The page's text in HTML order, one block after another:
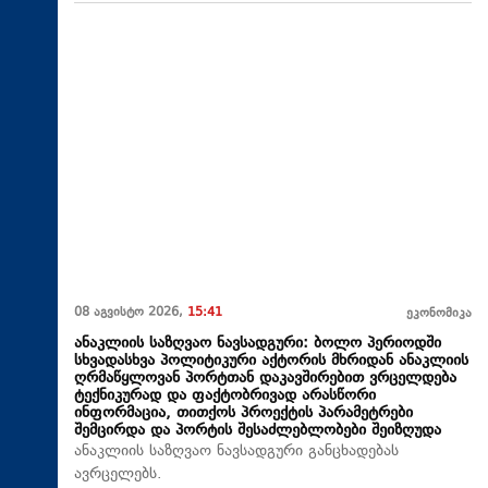
08 აგვისტო 2026, 15:41 ეკონომიკა
ანაკლიის საზღვაო ნავსადგური: ბოლო პერიოდში
სხვადასხვა პოლიტიკური აქტორის მხრიდან ანაკლიის
ღრმაწყლოვან პორტთან დაკავშირებით ვრცელდება
ტექნიკურად და ფაქტობრივად არასწორი
ინფორმაცია, თითქოს პროექტის პარამეტრები
შემცირდა და პორტის შესაძლებლობები შეიზღუდა
ანაკლიის საზღვაო ნავსადგური განცხადებას
ავრცელებს.